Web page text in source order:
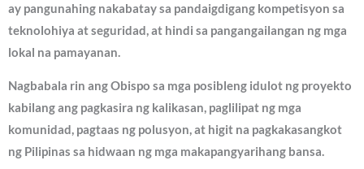
ay pangunahing nakabatay sa pandaigdigang kompetisyon sa
teknolohiya at seguridad, at hindi sa pangangailangan ng mga
lokal na pamayanan.
Nagbabala rin ang Obispo sa mga posibleng idulot ng proyekto
kabilang ang pagkasira ng kalikasan, paglilipat ng mga
komunidad, pagtaas ng polusyon, at higit na pagkakasangkot
ng Pilipinas sa hidwaan ng mga makapangyarihang bansa.